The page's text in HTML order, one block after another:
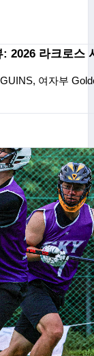
: 2026 라크로스
여자부